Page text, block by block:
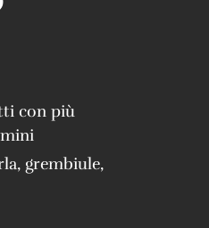
con più
, grembiule,